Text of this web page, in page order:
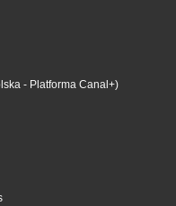
- Platforma Canal+)